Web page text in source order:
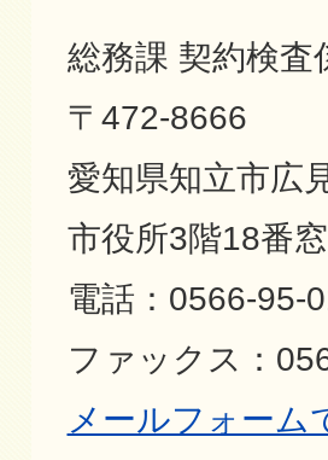
総務課 契約検査
〒472-8666
愛知県知立市広
市役所3階18番
電話：0566-95-
ファックス：
メールフォーム